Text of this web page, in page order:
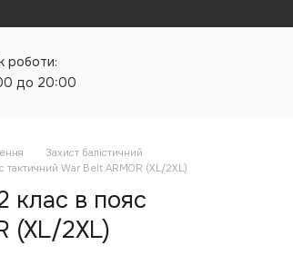
роботи:
до 20:00
Захист балістичний
тактичний War Belt ARMOR (XL/2XL)
клас в пояс
(XL/2XL)